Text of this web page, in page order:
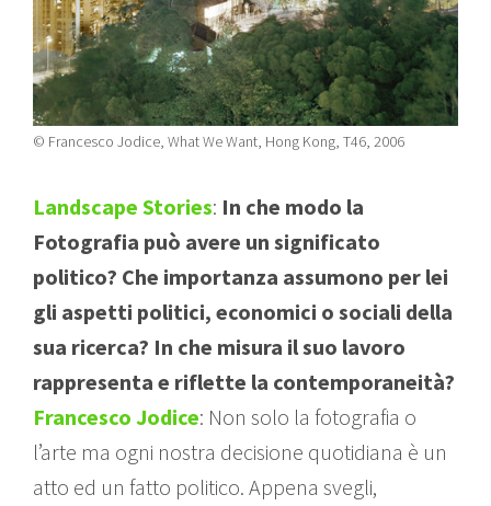
© Francesco Jodice, What We Want, Hong Kong, T46, 2006
Landscape Stories: In che modo la
Fotografia può avere un significato
politico? Che importanza assumono per lei
gli aspetti politici, economici o sociali della
sua ricerca? In che misura il suo lavoro
rappresenta e riflette la contemporaneità?
Francesco Jodice: Non solo la fotografia o
l’arte ma ogni nostra decisione quotidiana è un
atto ed un fatto politico. Appena svegli,